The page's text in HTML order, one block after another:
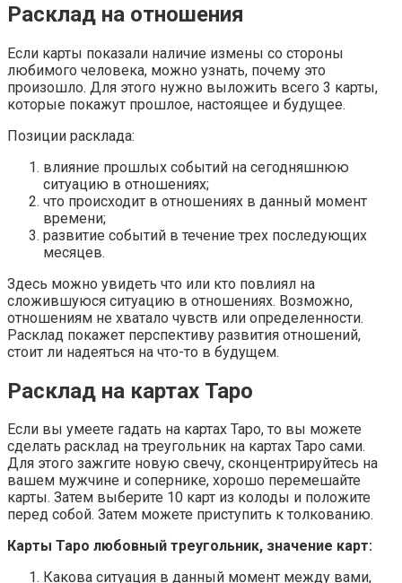
Расклад на отношения
Если карты показали наличие измены со стороны
любимого человека, можно узнать, почему это
произошло. Для этого нужно выложить всего 3 карты,
которые покажут прошлое, настоящее и будущее.
Позиции расклада:
влияние прошлых событий на сегодняшнюю
ситуацию в отношениях;
что происходит в отношениях в данный момент
времени;
развитие событий в течение трех последующих
месяцев.
Здесь можно увидеть что или кто повлиял на
сложившуюся ситуацию в отношениях. Возможно,
отношениям не хватало чувств или определенности.
Расклад покажет перспективу развития отношений,
стоит ли надеяться на что-то в будущем.
Расклад на картах Таро
Если вы умеете гадать на картах Таро, то вы можете
сделать расклад на треугольник на картах Таро сами.
Для этого зажгите новую свечу, сконцентрируйтесь на
вашем мужчине и сопернике, хорошо перемешайте
карты. Затем выберите 10 карт из колоды и положите
перед собой. Затем можете приступить к толкованию.
Карты Таро любовный треугольник, значение карт:
Какова ситуация в данный момент между вами,